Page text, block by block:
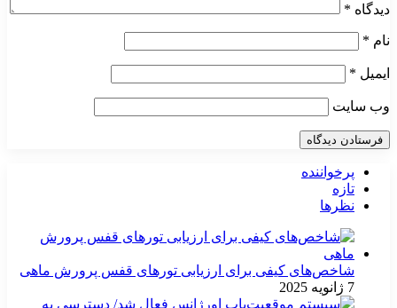
دیدگاه *
نام *
ایمیل *
وب‌ سایت
پرخواننده
تازه
نظرها
شاخص‌های کیفی برای ارزیابی تورهای قفس پرورش ماهی
7 ژانویه 2025